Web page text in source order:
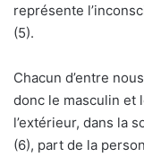
représente
(5).
Chacun d’entre
donc le masculin et
l’extérieur, dans la
(6), part de la